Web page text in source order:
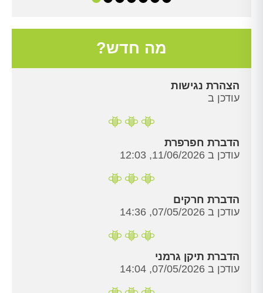
מה חדש?
הצהרת נגישות
עודכן ב
הדברת חפרפרת
עודכן ב 11/06/2026, 12:03
הדברת חרקים
עודכן ב 07/05/2026, 14:36
הדברת תיקן גרמני
עודכן ב 07/05/2026, 14:04